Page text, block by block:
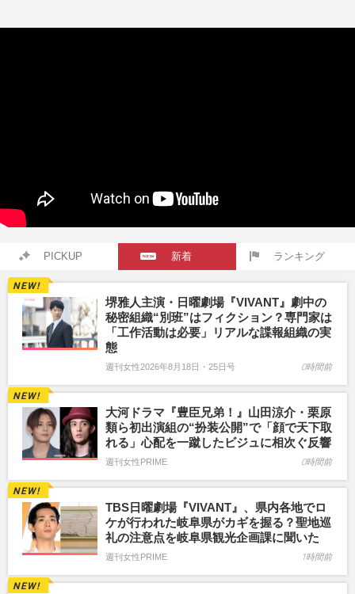
PICKUP 新着 ランキング
堺雅人主演・日曜劇場『VIVANT』劇中の
秘密組織“別班”はフィクション？専門家は
「工作活動は必要」リアルな諜報組織の実
態
週刊女性2026年8月18日・25日号 0時間前
大河ドラマ『豊臣兄弟！』山田涼介・栗原
類ら初出演組の“扮装公開”で「顔で天下取
れる」心配を一蹴したビジュに相次ぐ反響
週刊女性PRIME 0時間前
TBS日曜劇場『VIVANT』、県内各地でロ
ケが行われた岐阜県がカギを握る？聖地巡
礼の注意点を岐阜県観光企画課に聞いた
週刊女性PRIME 1時間前